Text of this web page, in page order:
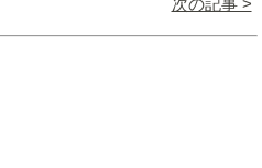
次の記事 >